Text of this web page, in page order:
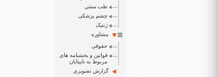
طب سنتی
چشم پزشکی
ژنتیک
مشاوره
حقوقی
قوانین و بخشنامه های
مربوط به نابینایان
گزارش تصویری